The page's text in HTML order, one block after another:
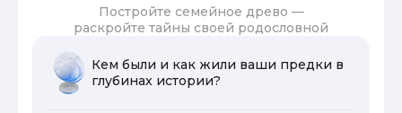
Постройте семейное древо —
раскройте тайны своей родословной
Кем были и как жили ваши предки в
глубинах истории?